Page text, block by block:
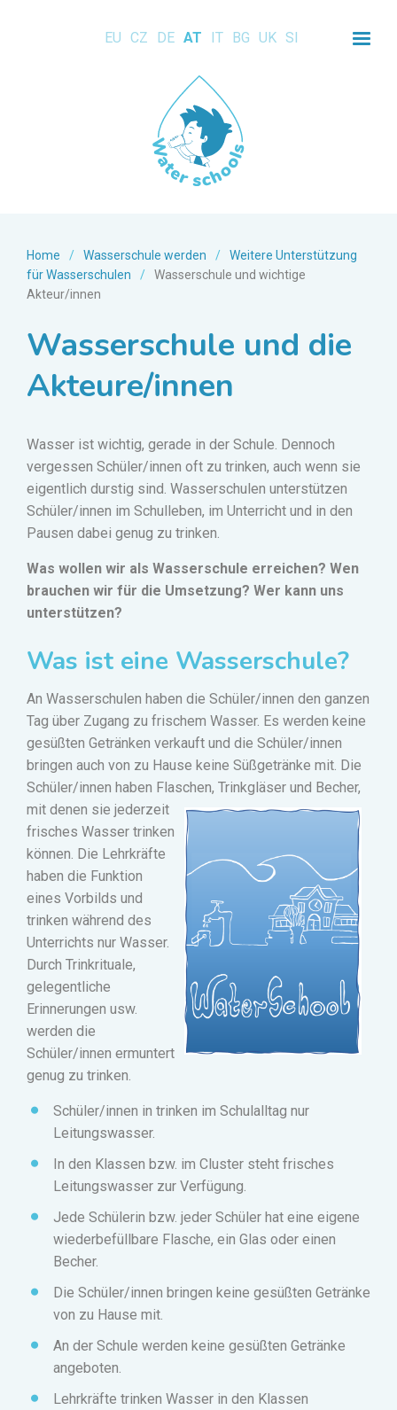
EU CZ DE AT IT BG UK SI
Home / Wasserschule werden /
Weitere Unterstützung
für Wasserschulen
/
Wasserschule und wichtige
Akteur/innen
Wasserschule und die
Akteure/innen
Wasser ist wichtig, gerade in der Schule. Dennoch
vergessen Schüler/innen oft zu trinken, auch wenn sie
eigentlich durstig sind. Wasserschulen unterstützen
Schüler/innen im Schulleben, im Unterricht und in den
Pausen dabei genug zu trinken.
Was wollen wir als Wasserschule erreichen? Wen
brauchen wir für die Umsetzung? Wer kann uns
unterstützen?
Was ist eine Wasserschule?
An Wasserschulen haben die Schüler/innen den ganzen
Tag über Zugang zu frischem Wasser. Es werden keine
gesüßten Getränken verkauft und die Schüler/innen
bringen auch von zu Hause keine Süßgetränke mit. Die
Schüler/innen haben Flaschen, Trinkg läser und Becher,
mit denen sie jederzeit
frisches Wasser trinken
können. Die Lehrkräfte
haben die Funktion
eines Vorbilds und
trinken während des
Unterrichts nur Wasser.
Durch Trinkrituale,
gelegentliche
Erinnerungen usw.
werden die
Schüler/innen ermuntert
genug zu trinken.
Schüler/innen in trinken im Schulalltag nur
Leitungswasser.
In den Klassen bzw. im Cluster steht frisches
Leitungswasser zur Verfügung.
Jede Schülerin bzw. jeder Schüler hat eine eigene
wiederbefüllbare Flasche, ein Glas oder einen
Becher.
Die Schüler/innen bringen keine gesüßten Getränke
von zu Hause mit.
An der Schule werden keine gesüßten Getränke
angeboten.
Lehrkräfte trinken Wasser in den Klassen